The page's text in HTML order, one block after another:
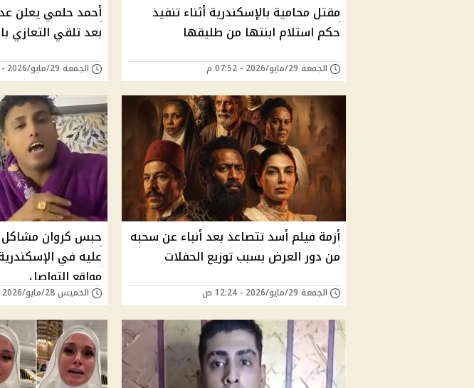
مقتل محامية بالإسكندرية أثناء تنفيذ
حكم استلام ابنتها من طليقها
الجمعة 29/مايو/2026 - 07:52 م
أحمد حلمي يعلن
بعد تلقي التعازي
الجمعة 29/مايو/2026 - 05:49 م
أزمة فيلم أسد تتصاعد بعد أنباء عن سحبه
من دور العرض بسبب توزيع الحفلات
الجمعة 29/مايو/2026 - 12:24 ص
عليه في
مواقع التواصل
الخميس 28/مايو/2026 - 05:29 م